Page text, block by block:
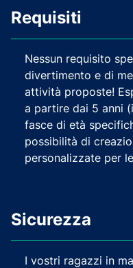
Requisiti
Nessun requisito
divertimento e di
attività proposte!
a partire dai 5 anni
fasce di età
possibilità di
personalizzate per
Sicurezza
I vostri ragazzi in